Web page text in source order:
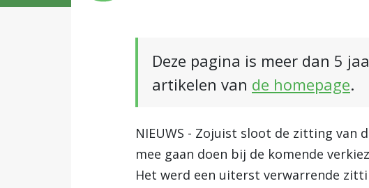
Deze pagina is meer dan 5
artikelen van de homepage.
NIEUWS - Zojuist sloot de zitting van
mee gaan doen bij de komende
Het werd een uiterst verwarrende